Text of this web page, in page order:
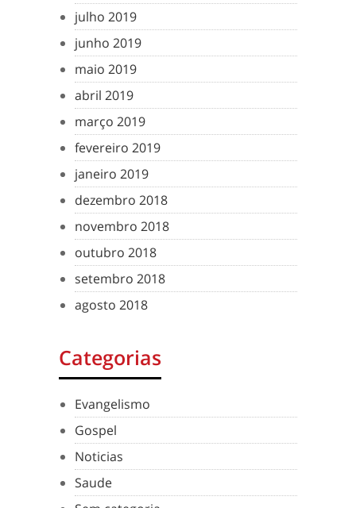
julho 2019
junho 2019
maio 2019
abril 2019
março 2019
fevereiro 2019
janeiro 2019
dezembro 2018
novembro 2018
outubro 2018
setembro 2018
agosto 2018
Categorias
Evangelismo
Gospel
Noticias
Saude